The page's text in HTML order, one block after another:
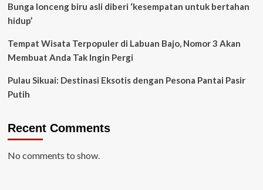
Bunga lonceng biru asli diberi ‘kesempatan untuk bertahan
hidup’
Tempat Wisata Terpopuler di Labuan Bajo, Nomor 3 Akan
Membuat Anda Tak Ingin Pergi
Pulau Sikuai: Destinasi Eksotis dengan Pesona Pantai Pasir
Putih
Recent Comments
No comments to show.